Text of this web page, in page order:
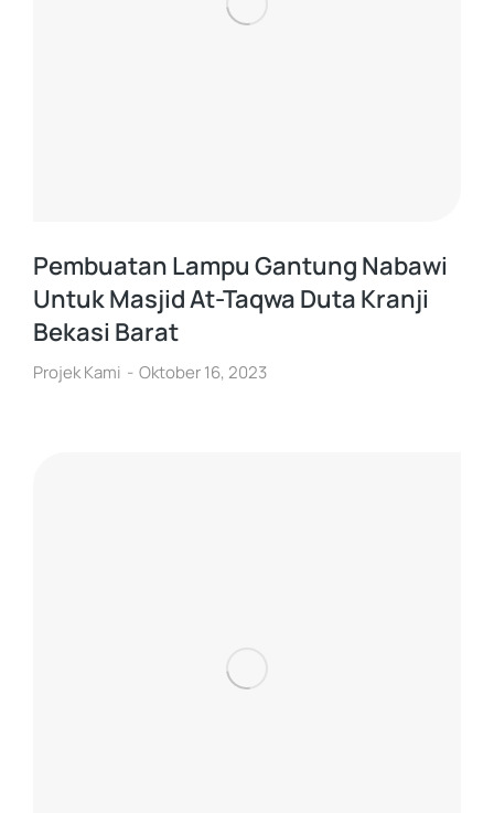
Pembuatan Lampu Gantung Nabawi
Untuk Masjid At-Taqwa Duta Kranji
Bekasi Barat
Projek Kami Oktober 16, 2023